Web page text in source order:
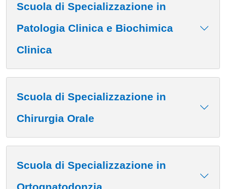
Scuola di Specializzazione in
Patologia Clinica e Biochimica
Clinica
Scuola di Specializzazione in
Chirurgia Orale
Scuola di Specializzazione in